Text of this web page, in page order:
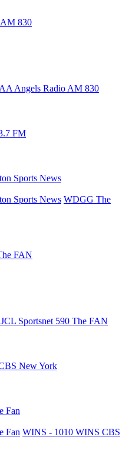
830
Angels Radio AM 830
FM
Sports News
Sports News WDGG The
FAN
Sportsnet 590 The FAN
New York
Fan
Fan WINS - 1010 WINS CBS